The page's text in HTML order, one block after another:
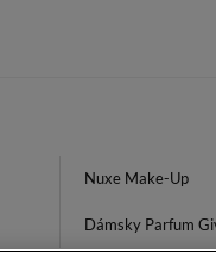
Nuxe Make-Up
Dámsky Parfum